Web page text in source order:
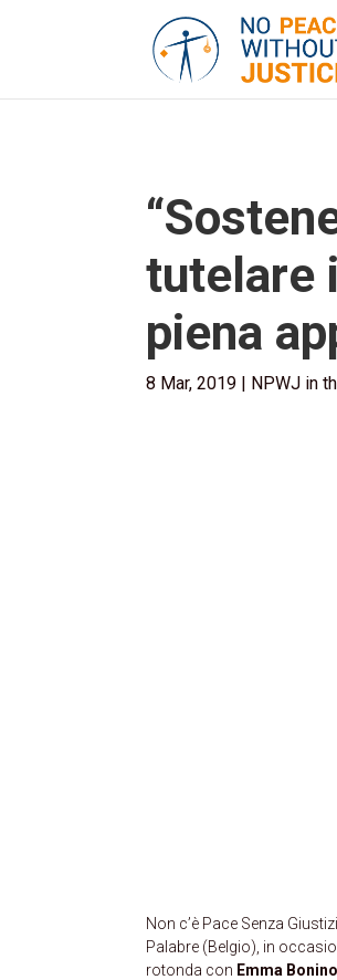
tutelare
piena
8 Mar, 2019 NPWJ in
Non c’è Pace Senza
Palabre (Belgio), in
rotonda con Emma Bonino